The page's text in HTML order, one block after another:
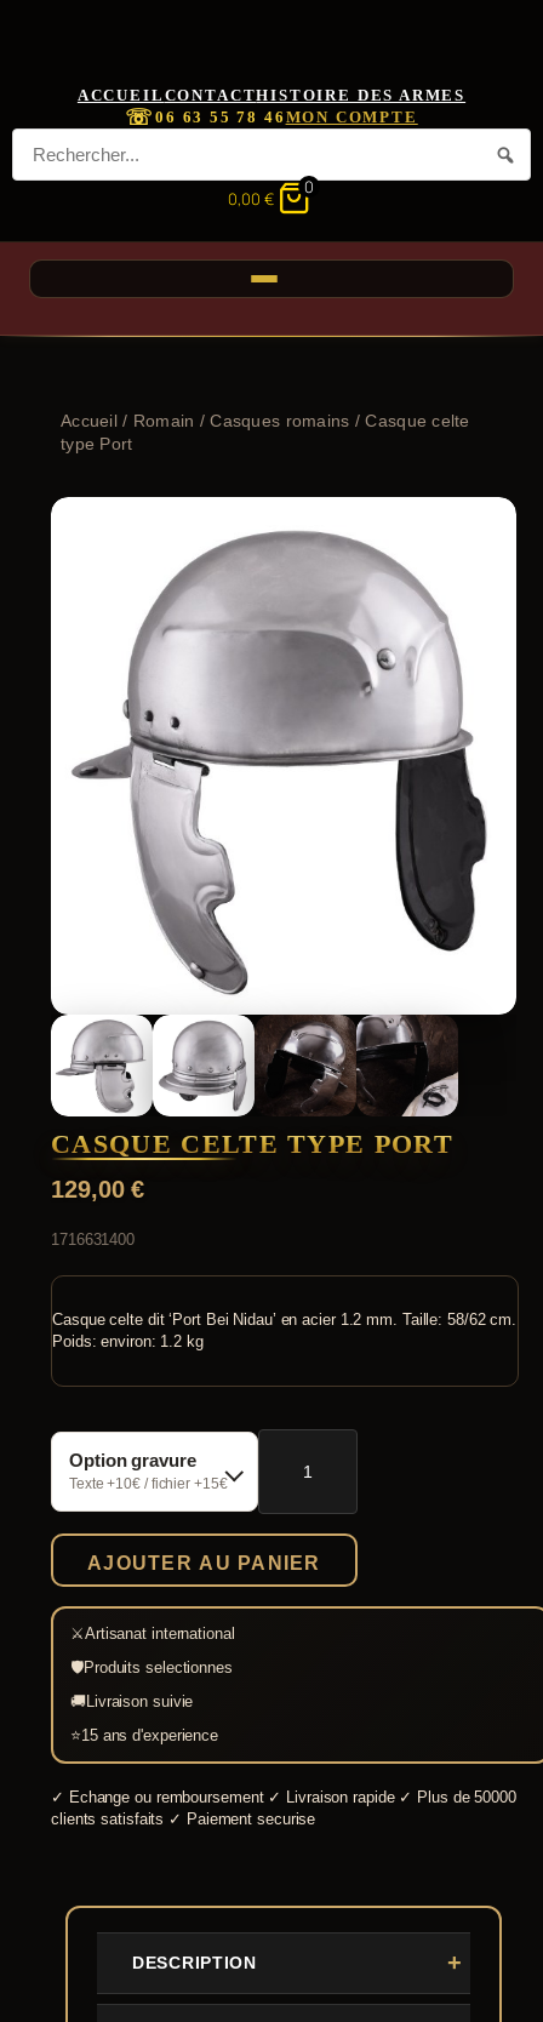
ACCUEIL CONTACTHISTOIRE DES ARMES
☏06 63 55 78 46 MON COMPTE
0,00 €
0
Accueil/ Romain /Casques romains / Casque celte
type Port
CASQUE CELTE TYPE PORT
129,00€
1716631400
Casque celte dit ‘Port Bei Nidau’ en acier 1.2 mm. Taille: 58/62 cm.
Poids: environ: 1.2 kg
Option gravure
Texte +10€ / fichier +15€
quantité
Casque
celte
AJOUTER AU PANIER
⚔Artisanat international
🛡Produits selectionnes
🚚Livraison suivie
⭐15 ans d'experience
✓ Echange ou remboursement ✓ Livraison rapide ✓ Plus de 50000
clients satisfaits ✓ Paiement securise
DESCRIPTION